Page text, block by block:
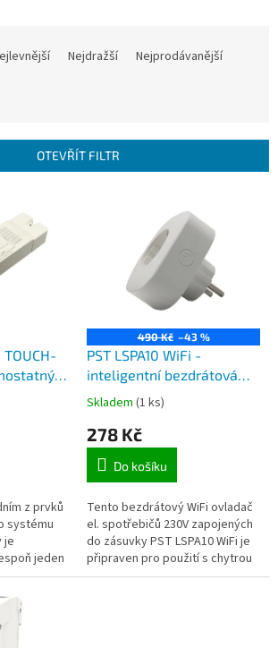
Nejdražší
Nejprodávanější
OTEVŘÍT FILTR
pro
4x6A,
či iOS
z prvků
systému
je
jeden
přijímače
RGB,
490 Kč –43 %
PST LSPA10 WiFi -
inteligentní bezdrátová
spínací Wifi zásuvka 230V,
max.10A, řízení mobilem
pomocí aplikace
Skladem (1 ks)
278 Kč
Do košíku
Tento bezdrátový WiFi ovladač
el. spotřebičů 230V zapojených
do zásuvky PST LSPA10 WiFi je
připraven pro použití s chytrou
domácností systému Tuya